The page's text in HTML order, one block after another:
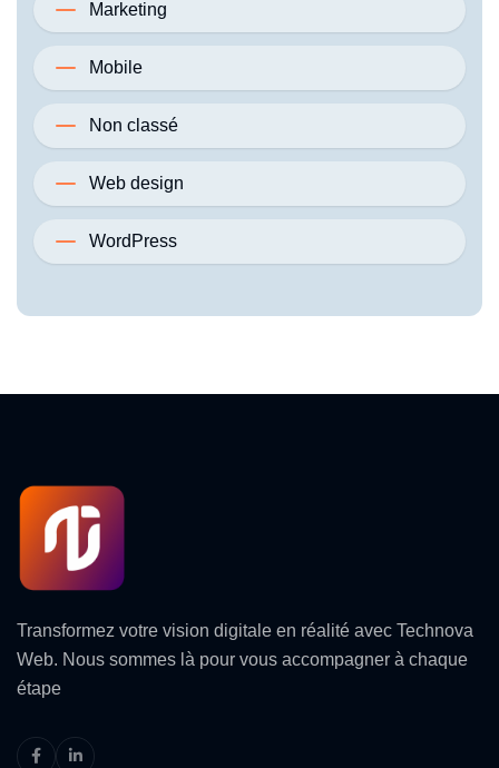
Marketing
Mobile
Non classé
Web design
WordPress
Transformez votre vision digitale en réalité avec Technova
Web. Nous sommes là pour vous accompagner à chaque
étape